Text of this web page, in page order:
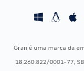
Concursos Fiscais
Gran é uma marca da
18.260.822/0001-77,